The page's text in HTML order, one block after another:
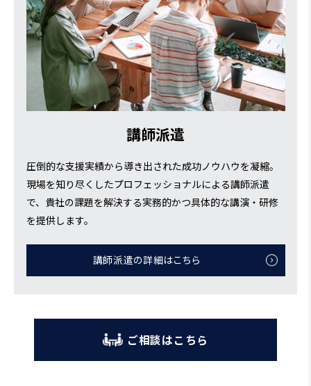
講師派遣
圧倒的な支援実績から導き出された成功ノウハウを凝縮。
現場を知り尽くしたプロフェッショナルによる講師派遣
で、貴社の課題を解決する実務的かつ具体的な講演・研修
を提供します。
講師派遣の詳細はこちら
ご相談はこちら